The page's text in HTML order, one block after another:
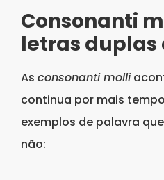
Consonanti
letras
As consonanti molli
continua por mais
exemplos de palavra
não: